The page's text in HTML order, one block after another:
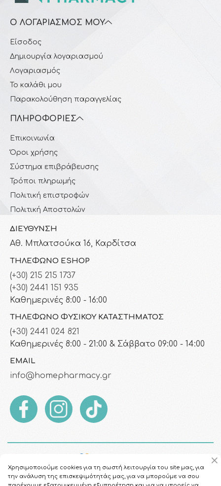
Ο ΛΟΓΑΡΙΑΣΜΌΣ ΜΟΥ
Είσοδος
Δημιουργία λογαριασμού
Λογαριασμός
Το καλάθι μου
Παρακολούθηση παραγγελίας
ΠΛΗΡΟΦΟΡΊΕΣ
Επικοινωνία
Όροι χρήσης
Σύστημα επιβράβευσης
Τρόποι πληρωμής
Πολιτική επιστροφών
Πολιτική Αποστολών
ΔΙΕΎΘΥΝΣΗ
Αθ. Μπλατσούκα 16, Καρδίτσα
ΤΗΛΈΦΩΝΟ ESHOP
(+30) 215 215 1737
(+30) 2441 151 935
Καθημερινές 8:00 - 16:00
ΤΗΛΈΦΩΝΟ ΦΥΣΙΚΟΎ ΚΑΤΑΣΤΉΜΑΤΟΣ
(+30) 2441 024 821
Καθημερινές 8:00 - 21:00 & Σάββατο 09:00 - 14:00
EMAIL
info@homepharmacy.gr
Χρησιμοποιούμε cookies για τη σωστή λειτουργία του site μας, για
την ανάλυση της επισκεψιμότητάς μας, για να μπορούμε να σου